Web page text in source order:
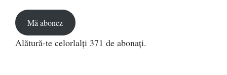
Mă abonez
Alătură-te celorlalți 371 de abonați.